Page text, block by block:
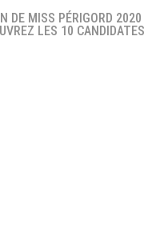
DE MISS PÉRIGORD 2020
LES 10 CANDIDATES